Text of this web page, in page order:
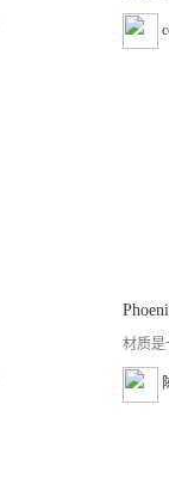
材质是